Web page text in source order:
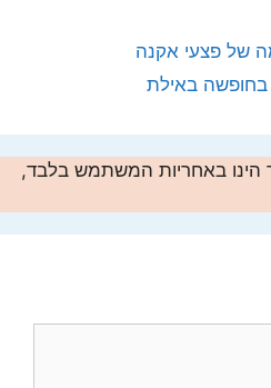
של פצעי אקנה
בחופשה באילת
הינו באחריות המשתמש בלבד,